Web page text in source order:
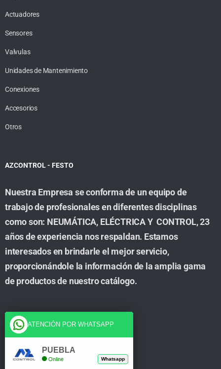
Actuadores
Sensores
Valvulas
Unidades de Mantenimiento
Conexiones
Accesorios
Otros
AZCONTROL - FESTO
Nuestra Empresa se conforma de un equipo de
trabajo de profesionales en diferentes disciplinas
como son: NEUMÁTICA, ELÉCTRICA Y CONTROL, 23
años de experiencia nos respaldan. Estamos
interesados en brindarle el mejor servicio,
proporcionándole la información de la amplia gama
de productos de nuestro catálogo.
Cuenta
Tienda
ATENCIÓN POR WHATSAPP
PUEBLA
Online Whatsapp